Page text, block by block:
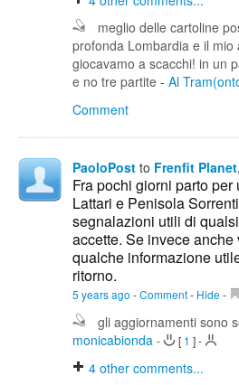
meglio delle cartoline
profonda Lombardia e il
giocavamo a scacchi! in un
e no tre partite - Al
Comment
PaoloPost to Frenfit Planet,
Fra pochi giorni parto
Lattari e Penisola
segnalazioni utili di
accette. Se invece
qualche informazione
ritorno.
5 years ago -Comment- Hide -
gli aggiornamenti sono
monicabionda - [ 1 ]-
4 other comments...